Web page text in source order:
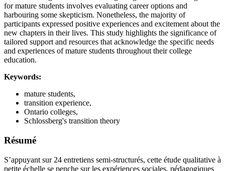
for mature students involves evaluating career options and
harbouring some skepticism. Nonetheless, the majority of
participants expressed positive experiences and excitement about the
new chapters in their lives. This study highlights the significance of
tailored support and resources that acknowledge the specific needs
and experiences of mature students throughout their college
education.
Keywords:
mature students,
transition experience,
Ontario colleges,
Schlossberg's transition theory
Résumé
S’appuyant sur 24 entretiens semi-structurés, cette étude qualitative à
petite échelle se penche sur les expériences sociales, pédagogiques